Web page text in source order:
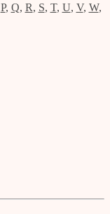
P, Q, R, S, T, U, V, W,